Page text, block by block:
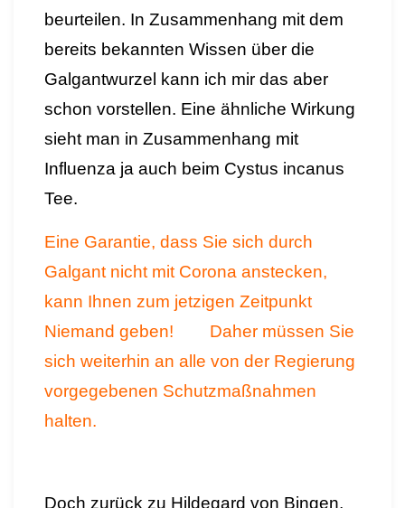
beurteilen. In Zusammenhang mit dem
bereits bekannten Wissen über die
Galgantwurzel kann ich mir das aber
schon vorstellen. Eine ähnliche Wirkung
sieht man in Zusammenhang mit
Influenza ja auch beim Cystus incanus
Tee.
Eine Garantie, dass Sie sich durch
Galgant nicht mit Corona anstecken,
kann Ihnen zum jetzigen Zeitpunkt
Niemand geben! Daher müssen Sie
sich weiterhin an alle von der Regierung
vorgegebenen Schutzmaßnahmen
halten.
Doch zurück zu Hildegard von Bingen,